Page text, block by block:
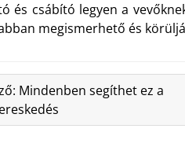
és csábító legyen a
megismerhető és
Mindenben segíthet ez a